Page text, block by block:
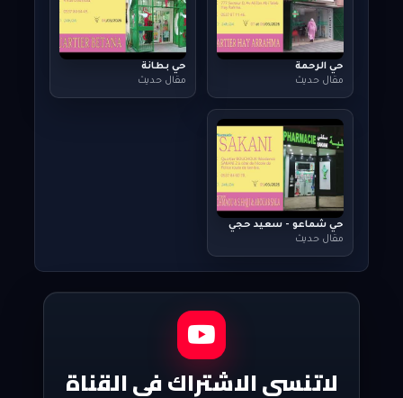
حي الرحمة
مقال حديث
حي بطانة
مقال حديث
حي شماعو - سعيد حجي
مقال حديث
لاتنسى الاشتراك في القناة